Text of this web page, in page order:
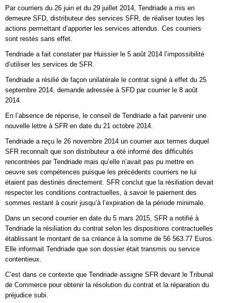
Par courriers du 26 juin et du 29 juillet 2014, Tendriade a mis en
demeure SFD, distributeur des services SFR, de réaliser toutes les
actions permettant d’apporter les services attendus. Ces courriers
sont restés sans effet.
Tendriade a fait constater par Huissier le 5 août 2014 l’impossibilité
d’utiliser les services de SFR.
Tendriade a résilié de façon unilatérale le contrat signé à effet du 25
septembre 2014, demande adressée à SFD par courrier le 8 août
2014.
En l’absence de réponse, le conseil de Tendriade a fait parvenir une
nouvelle lettre à SFR en date du 21 octobre 2014.
Tendriade a reçu le 26 novembre 2014 un courrier aux termes duquel
SFR reconnaît que son distributeur a été informé des difficultés
rencontrées par Tendriade mais qu’elle n’avait pas pu mettre en
oeuvre ses compétences puisque les précédents courriers ne lui
étaient pas destinés directement. SFR conclut que la résiliation devait
respecter les conditions contractuelles, à savoir le paiement des
sommes restant à courir jusqu’à l’expiration de la période minimale.
Dans un second courrier en date du 5 mars 2015, SFR a notifié à
Tendriade la résiliation du contrat selon les dispositions contractuelles
établissant le montant de sa créance à la somme de 56 563.77 Euros.
Elle informait Tendriade que son dossier était transmis ou service
contentieux.
C’est dans ce contexte que Tendriade assigne SFR devant le Tribunal
de Commerce pour obtenir la résolution du contrat et la réparation du
préjudice subi.